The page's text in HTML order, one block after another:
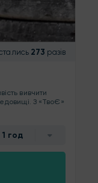
273 разів
вивчити
З «ТвоЄ»
1 год